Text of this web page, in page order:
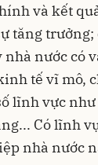
và kết
tăng
nhà nước có
tế vĩ mô,
lĩnh vực
Có lĩnh
nhà nước